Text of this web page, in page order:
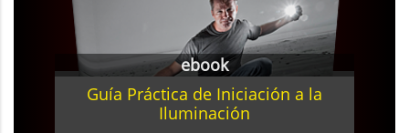
ebook
Guía Práctica de Iniciación a la
Iluminación